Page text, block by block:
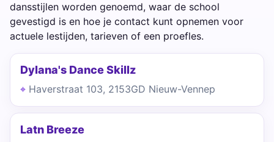
dansstijlen worden genoemd, waar de school
gevestigd is en hoe je contact kunt opnemen voor
actuele lestijden, tarieven of een proefles.
Dylana's Dance Skillz
Haverstraat 103, 2153GD Nieuw-Vennep
Latn Breeze